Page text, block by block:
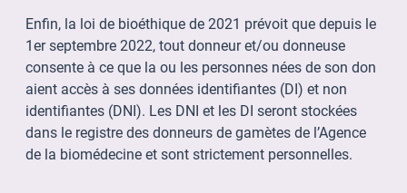
Enfin, la loi de bioéthique de 2021 prévoit que depuis le
1er septembre 2022, tout donneur et/ou donneuse
consente à ce que la ou les personnes nées de son don
aient accès à ses données identifiantes (DI) et non
identifiantes (DNI). Les DNI et les DI seront stockées
dans le registre des donneurs de gamètes de l’Agence
de la biomédecine et sont strictement personnelles.